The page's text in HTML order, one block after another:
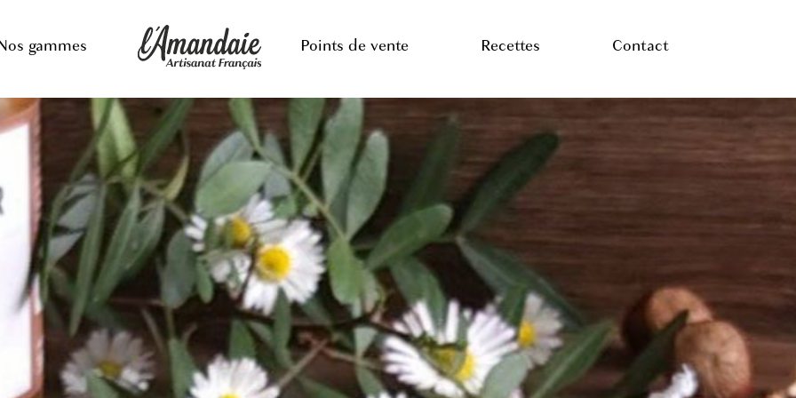
gammes Points de vente Recettes Contact